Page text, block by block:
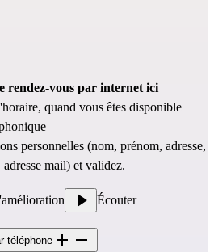
rendez-vous par internet ici
quand vous êtes disponible
personnelles (nom, prénom, adresse,
mail) et validez.
Écouter
téléphone